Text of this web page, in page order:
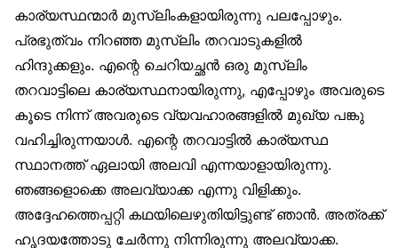
കാര്യസ്ഥന്മാർ മുസ്‌ലിംകളായിരുന്നു പലപ്പോഴും.
പ്രഭുത്വം നിറഞ്ഞ മുസ്‌ലിം തറവാടുകളിൽ
ഹിന്ദുക്കളും. എന്റെ ചെറിയച്ഛൻ ഒരു മുസ്‌ലിം
തറവാട്ടിലെ കാര്യസ്ഥനായിരുന്നു, എപ്പോഴും അവരുടെ
കൂടെ നിന്ന് അവരുടെ വ്യവഹാരങ്ങളിൽ മുഖ്യ പങ്കു
വഹിച്ചിരുന്നയാൾ. എന്റെ തറവാട്ടിൽ കാര്യസ്ഥ
സ്ഥാനത്ത് ഏലായി അലവി എന്നയാളായിരുന്നു.
ഞങ്ങളൊക്കെ അലവ്യാക്ക എന്നു വിളിക്കും.
അദ്ദേഹത്തെപ്പറ്റി കഥയിലെഴുതിയിട്ടുണ്ട് ഞാൻ. അത്രക്ക്
ഹൃദയത്തോടു ചേർന്നു നിന്നിരുന്നു അലവ്യാക്ക.